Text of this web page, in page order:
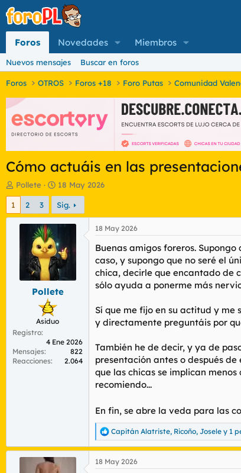
Foros Novedades Miembros
Nuevos mensajes Buscar en foros
Foros OTROS Foros +18 Foro Putas Comunidad
Cómo actuáis en las
I
n
c
d
d
m
Pollete
F
e
c
h
a
d
e
i
n
i
c
18 May 2026
1 2 3 Sig.
Pollete
Asiduo
Registro
4 Ene 2026
Mensajes
822
Reacciones
2.064
18 May 2026
Buenas amigos foreros.
caso, y supongo que no seré el
chica, decirle que encantado de
sólo ayuda a ponerme más
Sí que me fijo en su actitud y me
y directamente preguntáis por
También he de decir, y ya de
presentación antes o después
que las chicas se implican
recomiendo...
En fin, se abre la veda para las
R
e
a
c
Capitán Alatriste, Ricoño, Josele y 1
18 May 2026